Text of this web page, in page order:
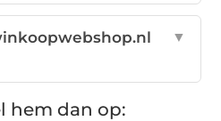
▼
hem dan op: